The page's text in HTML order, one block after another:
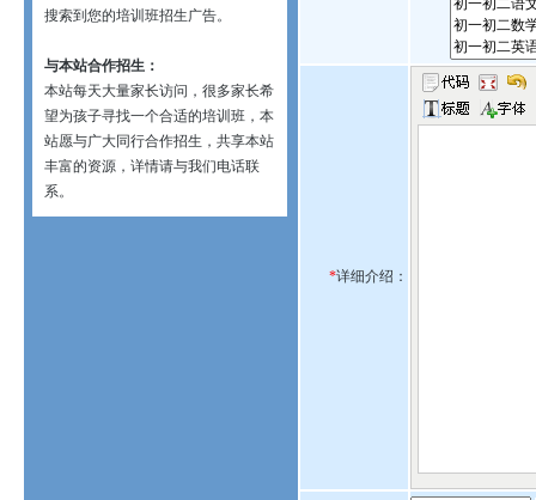
搜索到您的培训班招生广告。
与本站合作招生：
本站每天大量家长访问，很多家长希
望为孩子寻找一个合适的培训班，本
站愿与广大同行合作招生，共享本站
丰富的资源，详情请与我们电话联
系。
*详细介绍：